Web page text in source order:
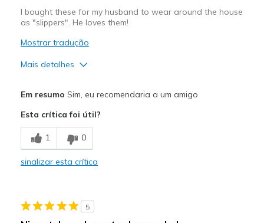
Sizing
Feels true to size
I bought these for my husband to wear around the house
as "slippers". He loves them!
Mostrar tradução
Mais detalhes
Comfortable
Melhores utilizações
Casual Wear
Sizing
Em resumo Sim, eu recomendaria a um amigo
Esta crítica foi útil?
1 0
sinalizar esta crítica
5